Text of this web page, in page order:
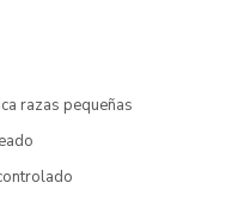
razas pequeñas